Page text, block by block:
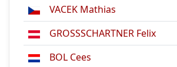
VACEK Mathias
GROSSSCHARTNER Felix
BOL Cees